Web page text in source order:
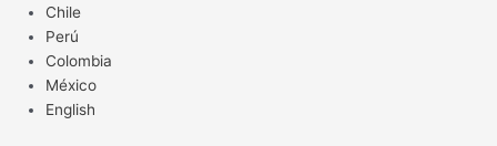
contenido
Chile
Perú
Colombia
México
English